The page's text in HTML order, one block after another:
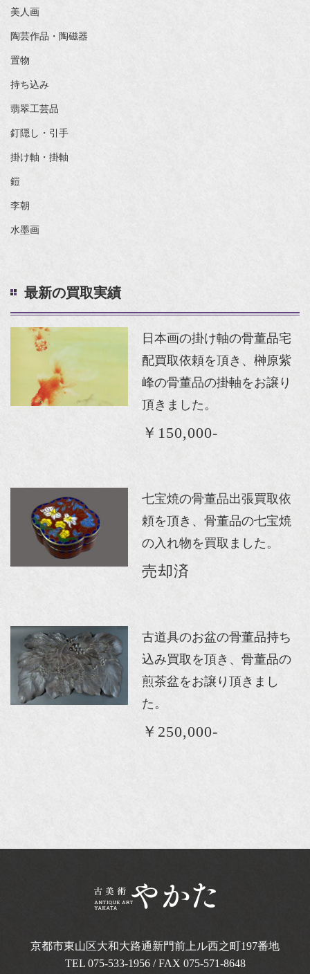
美人画
陶芸作品・陶磁器
置物
持ち込み
翡翠工芸品
釘隠し・引手
掛け軸・掛軸
鎧
李朝
水墨画
最新の買取実績
日本画の掛け軸の骨董品宅
配買取依頼を頂き、榊原紫
峰の骨董品の掛軸をお譲り
頂きました。
￥150,000-
七宝焼の骨董品出張買取依
頼を頂き、骨董品の七宝焼
の入れ物を買取ました。
売却済
古道具のお盆の骨董品持ち
込み買取を頂き、骨董品の
煎茶盆をお譲り頂きまし
た。
￥250,000-
京都市東山区大和大路通新門前上ル西之町197番地
TEL 075-533-1956/ FAX 075-571-8648